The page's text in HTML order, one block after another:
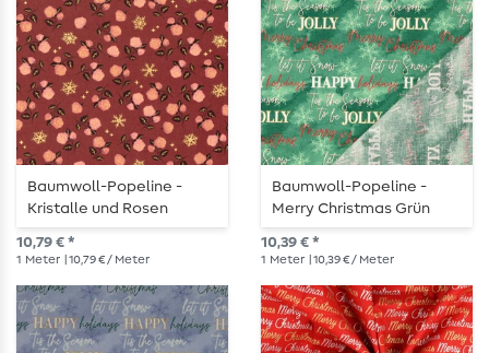
Baumwoll-Popeline -
Kristalle und Rosen
Weinrot Gold
10,79 € *
1 Meter | 10,79 € / Meter
Baumwoll-Popeline -
Merry Christmas Grün
10,39 € *
1 Meter | 10,39 € / Meter